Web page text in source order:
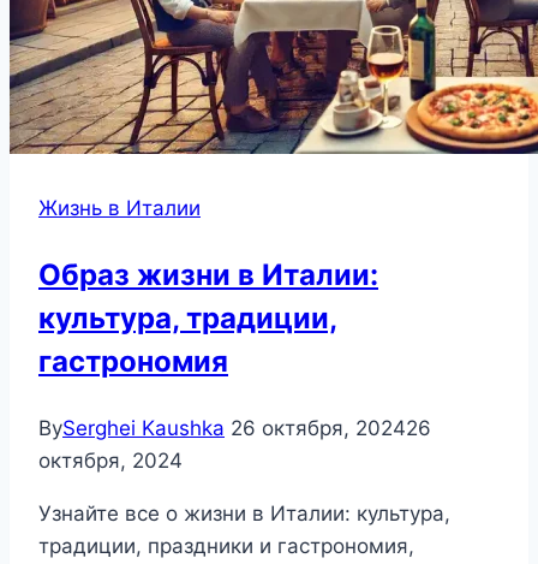
Жизнь в Италии
Образ жизни в Италии:
культура, традиции,
гастрономия
BySerghei Kaushka 26 октября, 202426
октября, 2024
Узнайте все о жизни в Италии: культура,
традиции, праздники и гастрономия,